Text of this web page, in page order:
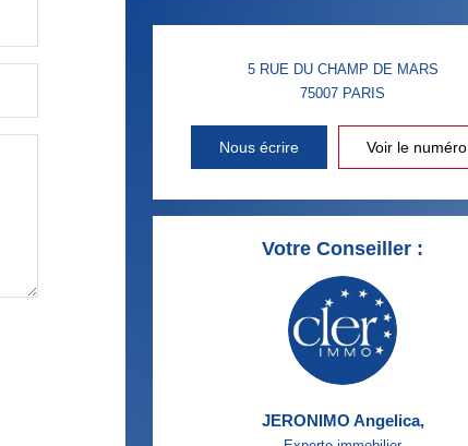
5 RUE DU CHAMP DE MARS
75007 PARIS
Nous écrire Voir le numéro
Votre Conseiller :
JERONIMO Angelica,